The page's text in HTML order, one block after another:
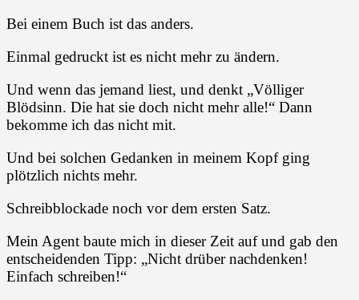
Bei einem Buch ist das anders.
Einmal gedruckt ist es nicht mehr zu ändern.
Und wenn das jemand liest, und denkt „Völliger
Blödsinn. Die hat sie doch nicht mehr alle!“ Dann
bekomme ich das nicht mit.
Und bei solchen Gedanken in meinem Kopf ging
plötzlich nichts mehr.
Schreibblockade noch vor dem ersten Satz.
Mein Agent baute mich in dieser Zeit auf und gab den
entscheidenden Tipp: „Nicht drüber nachdenken!
Einfach schreiben!“